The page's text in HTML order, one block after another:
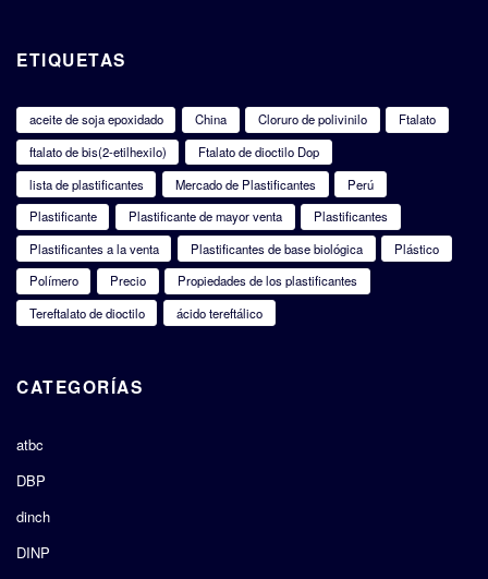
ETIQUETAS
aceite de soja epoxidado China Cloruro de polivinilo
Ftalato
ftalato de bis(2-etilhexilo)
Ftalato de dioctilo Dop
lista de plastificantes
Mercado de Plastificantes
Perú
Plastificante
Plastificante de mayor venta
Plastificantes
Plastificantes a la venta
Plastificantes de base biológica
Plástico
Polímero
Precio
Propiedades de los plastificantes
Tereftalato de dioctilo
ácido tereftálico
CATEGORÍAS
atbc
DBP
dinch
DINP